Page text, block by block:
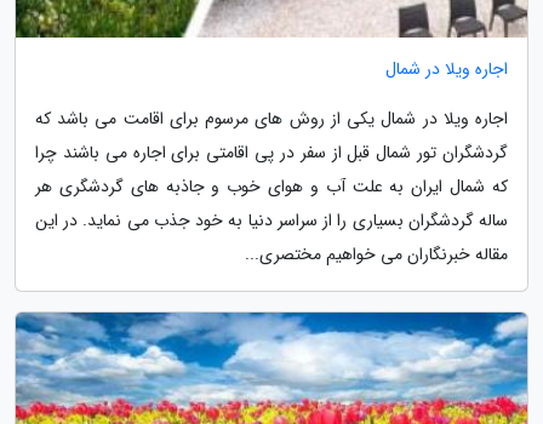
اجاره ویلا در شمال
اجاره ویلا در شمال یکی از روش های مرسوم برای اقامت می باشد که
گردشگران تور شمال قبل از سفر در پی اقامتی برای اجاره می باشند چرا
که شمال ایران به علت آب و هوای خوب و جاذبه های گردشگری هر
ساله گردشگران بسیاری را از سراسر دنیا به خود جذب می نماید. در این
مقاله خبرنگاران می خواهیم مختصری...